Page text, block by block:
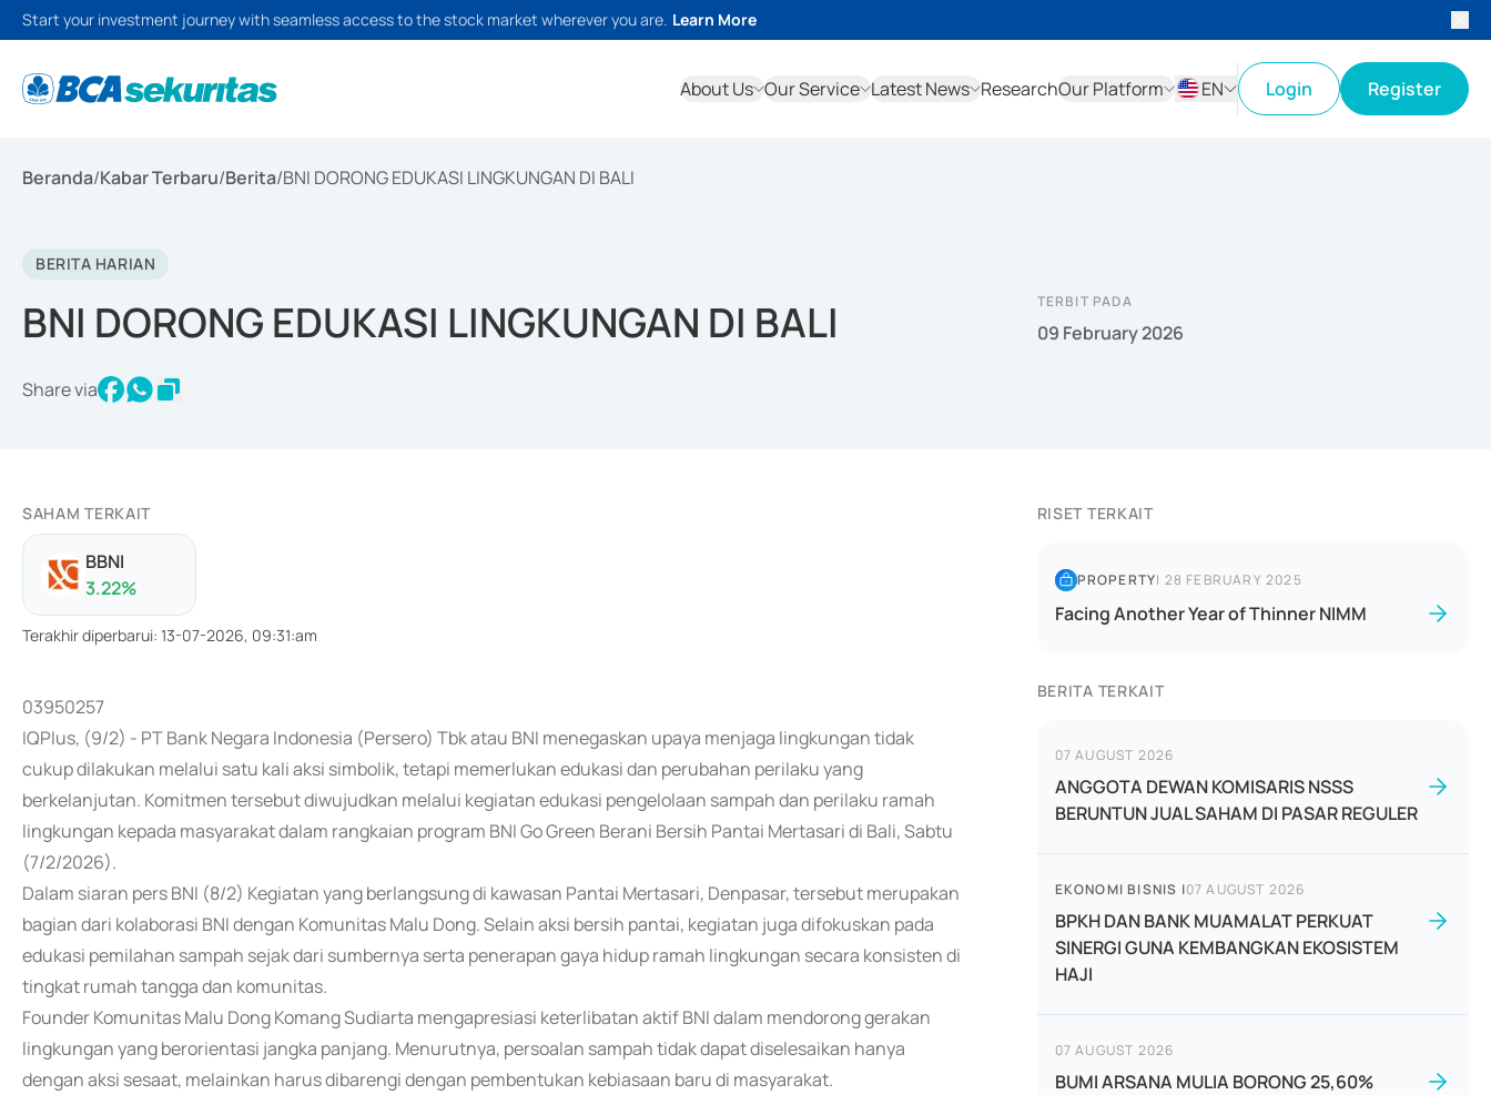
Start your investment journey with seamless access to the stock market wherever you are. Learn More
About Us Our Service Latest News ResearchOur Platform
EN
Login Register
Beranda/Kabar Terbaru/Berita/BNI DORONG EDUKASI LINGKUNGAN DI BALI
BERITA HARIAN
BNI DORONG EDUKASI LINGKUNGAN DI BALI
Share via
TERBIT PADA
09 February 2026
SAHAM TERKAIT
BBNI
3.22%
Terakhir diperbarui: 13-07-2026, 09:31:am
03950257
IQPlus, (9/2) - PT Bank Negara Indonesia (Persero) Tbk atau BNI menegaskan upaya menjaga lingkungan tidak
cukup dilakukan melalui satu kali aksi simbolik, tetapi memerlukan edukasi dan perubahan perilaku yang
berkelanjutan. Komitmen tersebut diwujudkan melalui kegiatan edukasi pengelolaan sampah dan perilaku ramah
lingkungan kepada masyarakat dalam rangkaian program BNI Go Green Berani Bersih Pantai Mertasari di Bali, Sabtu
(7/2/2026).
Dalam siaran pers BNI (8/2) Kegiatan yang berlangsung di kawasan Pantai Mertasari, Denpasar, tersebut merupakan
bagian dari kolaborasi BNI dengan Komunitas Malu Dong. Selain aksi bersih pantai, kegiatan juga difokuskan pada
edukasi pemilahan sampah sejak dari sumbernya serta penerapan gaya hidup ramah lingkungan secara konsisten di
tingkat rumah tangga dan komunitas.
Founder Komunitas Malu Dong Komang Sudiarta mengapresiasi keterlibatan aktif BNI dalam mendorong gerakan
lingkungan yang berorientasi jangka panjang. Menurutnya, persoalan sampah tidak dapat diselesaikan hanya
dengan aksi sesaat, melainkan harus dibarengi dengan pembentukan kebiasaan baru di masyarakat.
RISET TERKAIT
PROPERTY| 28 FEBRUARY 2025
Facing Another Year of Thinner NIMM
BERITA TERKAIT
07 AUGUST 2026
ANGGOTA DEWAN KOMISARIS NSSS
BERUNTUN JUAL SAHAM DI PASAR REGULER
EKONOMI BISNIS |07 AUGUST 2026
BPKH DAN BANK MUAMALAT PERKUAT
SINERGI GUNA KEMBANGKAN EKOSISTEM
HAJI
07 AUGUST 2026
BUMI ARSANA MULIA BORONG 25,60%